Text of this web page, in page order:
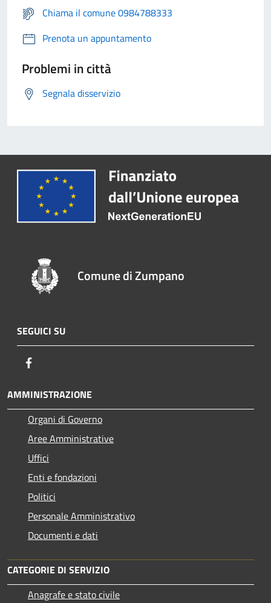
Chiama il comune 0984788333
Prenota un appuntamento
Problemi in città
Segnala disservizio
Comune di Zumpano
SEGUICI SU
AMMINISTRAZIONE
Organi di Governo
Aree Amministrative
Uffici
Enti e fondazioni
Politici
Personale Amministrativo
Documenti e dati
CATEGORIE DI SERVIZIO
Anagrafe e stato civile